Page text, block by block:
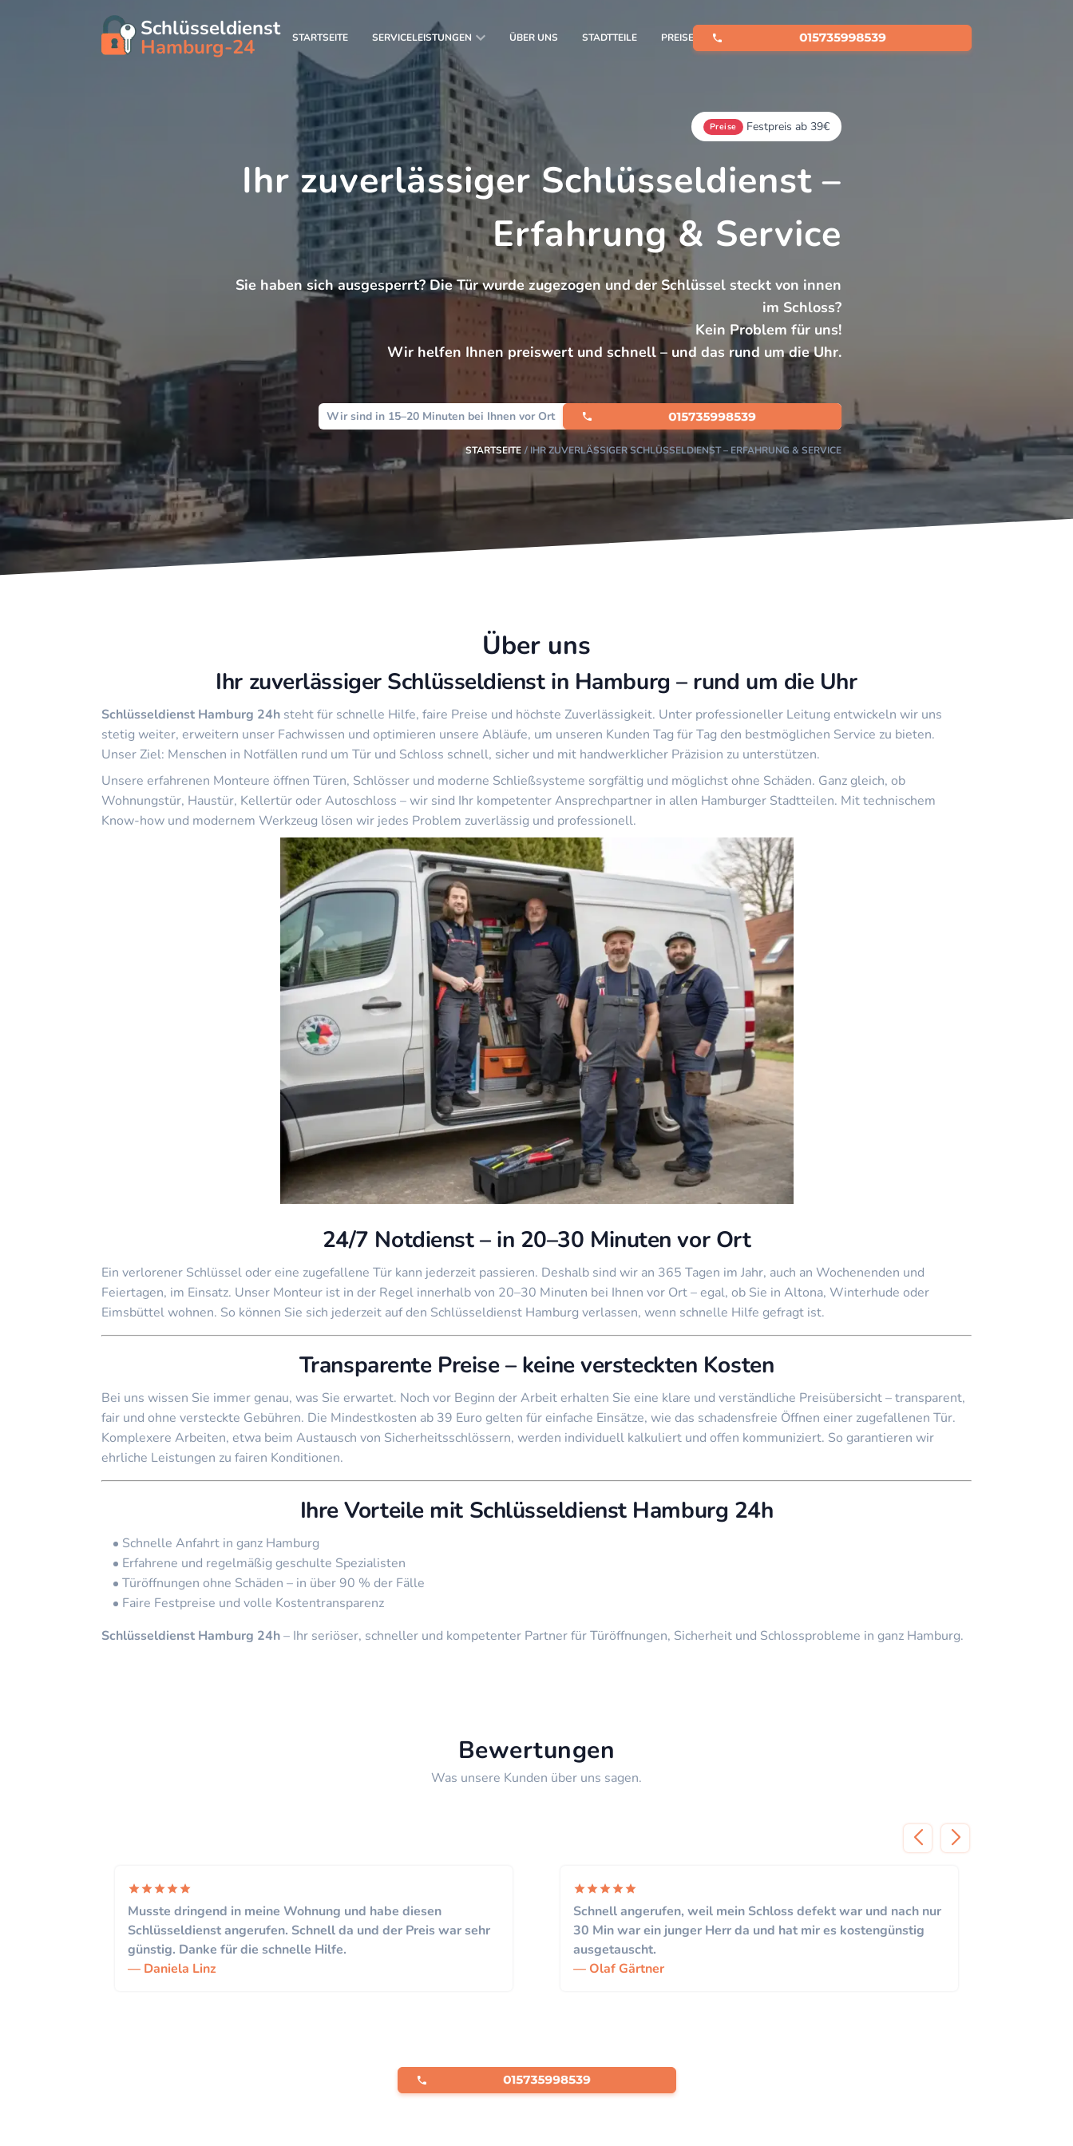
Schlüsseldienst
Hamburg-24 STARTSEITE SERVICELEISTUNGEN ÜBER UNS STADTTEILE PREISE KONTAKT
Preise Festpreis ab 39€
Ihr zuverlässiger Schlüsseldienst –
Erfahrung & Service
Sie haben sich ausgesperrt? Die Tür wurde zugezogen und der Schlüssel steckt von innen
im Schloss?
Kein Problem für uns!
Wir helfen Ihnen preiswert und schnell – und das rund um die Uhr.
Wir sind in 15–20 Minuten bei Ihnen vor Ort
STARTSEITE IHR ZUVERLÄSSIGER SCHLÜSSELDIENST – ERFAHRUNG & SERVICE
Über uns
Ihr zuverlässiger Schlüsseldienst in Hamburg – rund um die Uhr
Schlüsseldienst Hamburg 24h steht für schnelle Hilfe, faire Preise und höchste Zuverlässigkeit. Unter professioneller Leitung entwickeln wir uns
stetig weiter, erweitern unser Fachwissen und optimieren unsere Abläufe, um unseren Kunden Tag für Tag den bestmöglichen Service zu bieten.
Unser Ziel: Menschen in Notfällen rund um Tür und Schloss schnell, sicher und mit handwerklicher Präzision zu unterstützen.
Unsere erfahrenen Monteure öffnen Türen, Schlösser und moderne Schließsysteme sorgfältig und möglichst ohne Schäden. Ganz gleich, ob
Wohnungstür, Haustür, Kellertür oder Autoschloss – wir sind Ihr kompetenter Ansprechpartner in allen Hamburger Stadtteilen. Mit technischem
Know-how und modernem Werkzeug lösen wir jedes Problem zuverlässig und professionell.
24/7 Notdienst – in 20–30 Minuten vor Ort
Ein verlorener Schlüssel oder eine zugefallene Tür kann jederzeit passieren. Deshalb sind wir an 365 Tagen im Jahr, auch an Wochenenden und
Feiertagen, im Einsatz. Unser Monteur ist in der Regel innerhalb von 20–30 Minuten bei Ihnen vor Ort – egal, ob Sie in Altona, Winterhude oder
Eimsbüttel wohnen. So können Sie sich jederzeit auf den Schlüsseldienst Hamburg verlassen, wenn schnelle Hilfe gefragt ist.
Transparente Preise – keine versteckten Kosten
Bei uns wissen Sie immer genau, was Sie erwartet. Noch vor Beginn der Arbeit erhalten Sie eine klare und verständliche Preisübersicht – transparent,
fair und ohne versteckte Gebühren. Die Mindestkosten ab 39 Euro gelten für einfache Einsätze, wie das schadensfreie Öffnen einer zugefallenen Tür.
Komplexere Arbeiten, etwa beim Austausch von Sicherheitsschlössern, werden individuell kalkuliert und offen kommuniziert. So garantieren wir
ehrliche Leistungen zu fairen Konditionen.
Ihre Vorteile mit Schlüsseldienst Hamburg 24h
Schnelle Anfahrt in ganz Hamburg
Erfahrene und regelmäßig geschulte Spezialisten
Türöffnungen ohne Schäden – in über 90 % der Fälle
Faire Festpreise und volle Kostentransparenz
Schlüsseldienst Hamburg 24h– Ihr seriöser, schneller und kompetenter Partner für Türöffnungen, Sicherheit und Schlossprobleme in ganz Hamburg.
Bewertungen
Was unsere Kunden über uns sagen.
Musste dringend in meine Wohnung und habe diesen
Schlüsseldienst angerufen. Schnell da und der Preis war sehr
günstig. Danke für die schnelle Hilfe.
Daniela Linz
Schnell angerufen, weil mein Schloss defekt war und nach nur
30 Min war ein junger Herr da und hat mir es kostengünstig
ausgetauscht.
Olaf Gärtner